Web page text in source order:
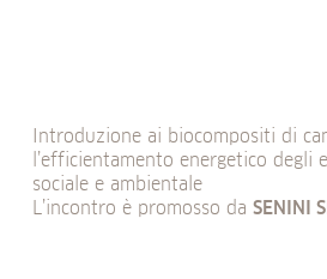
Introduzione ai biocompositi di
l’efficientamento energetico
sociale e ambientale
L’incontro è promosso da SENINI